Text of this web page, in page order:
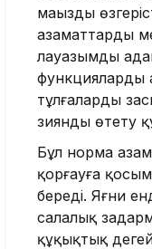
маңызды
азаматтардың
лауазымды
функцияларды
тұлғалардың
зиянды өтету
Бұл норма
қорғауға
береді. Яғни
салалық
құқықтық